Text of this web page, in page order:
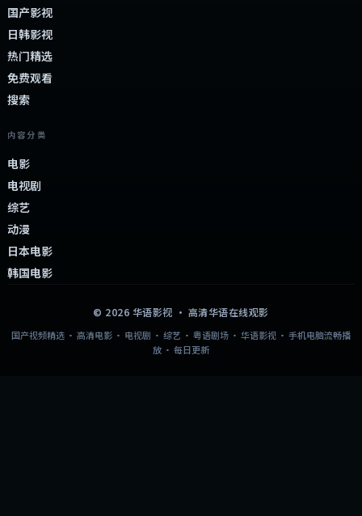
国产影视
日韩影视
热门精选
免费观看
搜索
内容分类
电影
电视剧
综艺
动漫
日本电影
韩国电影
© 2026 华语影视 · 高清华语在线观影
国产视频精选 · 高清电影 · 电视剧 · 综艺 · 粤语剧场 · 华语影视 · 手机电脑流畅播
放 · 每日更新